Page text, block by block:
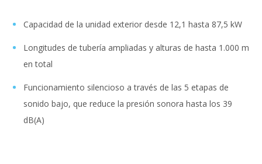
Capacidad de la unidad exterior desde 12,1 hasta 87,5 kW
Longitudes de tubería ampliadas y alturas de hasta 1.000 m
en total
Funcionamiento silencioso a través de las 5 etapas de
sonido bajo, que reduce la presión sonora hasta los 39
dB(A)